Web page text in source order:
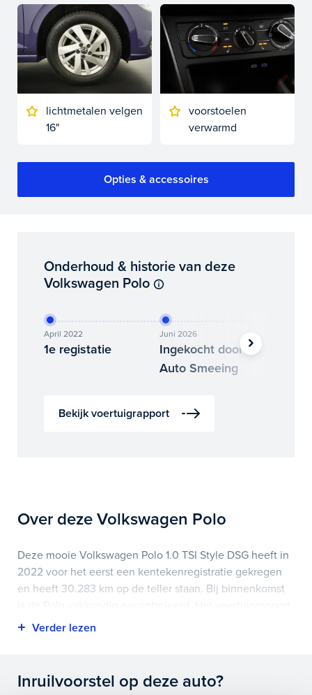
lichtmetalen velgen
16"
voorstoelen
verwarmd
Opties & accessoires
Onderhoud & historie van deze
Volkswagen Polo
April 2022
1e registatie
Juni 2026
Ingekocht door
Auto Smeeing
Bekijk voertuigrapport
Over deze Volkswagen Polo
Deze mooie Volkswagen Polo 1.0 TSI Style DSG heeft in
2022 voor het eerst een kentekenregistratie gekregen
en heeft 30.283 km op de teller staan. Bij binnenkomst
is op deze pagina bij onderhoud en historie te
Highlights van deze Volkswagen zijn onder andere apple
carplay/android auto, lichtmetalen velgen 16",
Inruilvoorstel op deze auto?